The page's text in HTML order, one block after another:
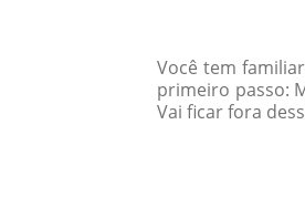
Você tem
primeiro passo:
Vai ficar fora